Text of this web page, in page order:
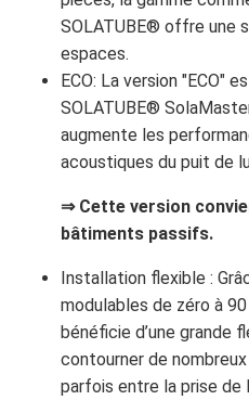
SOLATUBE® offre une
espaces.
ECO: La version "ECO"
SOLATUBE®
augmente les
acoustiques du puit de
⇒ Cette version
bâtiments passifs.
Installation flexible :
modulables de zéro à
bénéficie d’une grande
contourner de
parfois entre la prise de